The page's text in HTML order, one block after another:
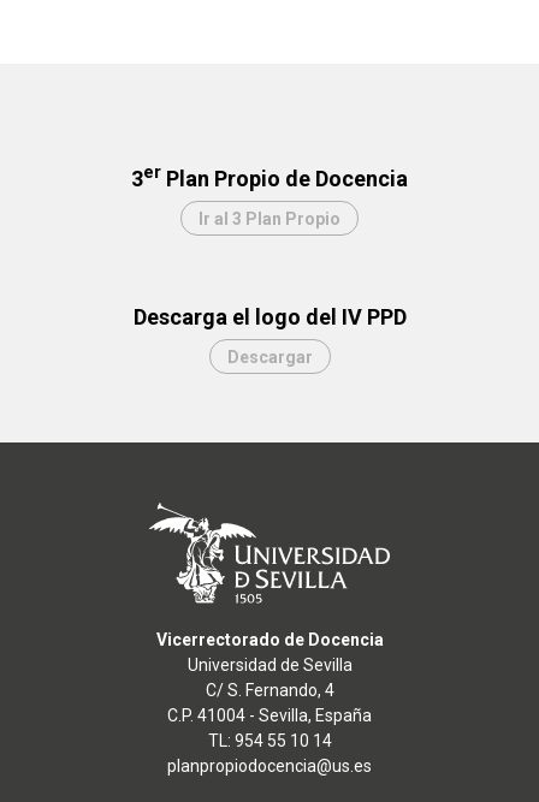
3er Plan Propio de Docencia
Ir al 3 Plan Propio
Descarga el logo del IV PPD
Descargar
Vicerrectorado de Docencia
Universidad de Sevilla
C/ S. Fernando, 4
C.P. 41004 - Sevilla, España
TL: 954 55 10 14
planpropiodocencia@us.es